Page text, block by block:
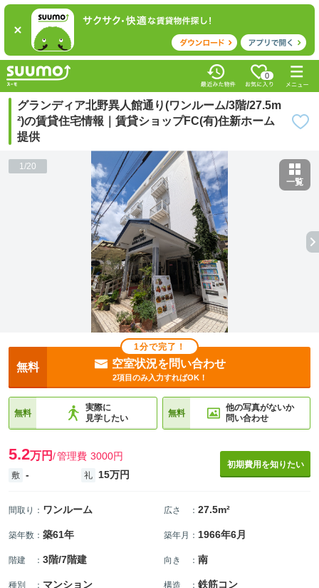
0
グランディア北野異人館通り(ワンルーム/3階/27.5m
²)の賃貸住宅情報｜賃貸ショップFC(有)住新ホーム
提供
1/20
一覧
1分で完了！
無料 空室状況を問い合わせ
2項目のみ入力すればOK！
無料
実際に
見学したい
無料
他の写真がないか
問い合わせ
5.2万円 管理費 3000円
敷 - 礼 15万円
初期費用を知りたい
間取り ： ワンルーム 広さ ： 27.5m²
築年数 ： 築61年 築年月 ： 1966年6月
階建 ： 3階/7階建 向き ： 南
種別 ： マンション 構造 ： 鉄筋コン